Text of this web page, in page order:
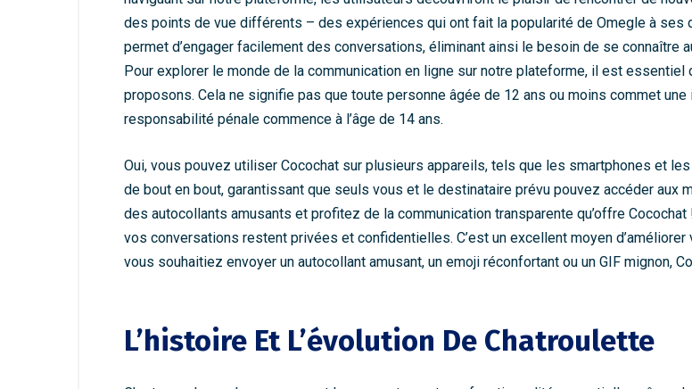
des points de vue différents – des expériences qui ont fait la popularité de Omegle à ses
permet d’engager facilement des conversations, éliminant ainsi le besoin de se
Pour explorer le monde de la communication en ligne sur notre plateforme, il est
proposons. Cela ne signifie pas que toute personne âgée de 12 ans ou moins commet
responsabilité pénale commence à l’âge de 14 ans.
Oui, vous pouvez utiliser Cocochat sur plusieurs appareils, tels que les smartphones et
de bout en bout, garantissant que seuls vous et le destinataire prévu pouvez accéder
des autocollants amusants et profitez de la communication transparente qu’offre
vos conversations restent privées et confidentielles. C’est un excellent moyen
vous souhaitiez envoyer un autocollant amusant, un emoji réconfortant ou un GIF mignon,
L’histoire Et L’évolution De Chatroulette